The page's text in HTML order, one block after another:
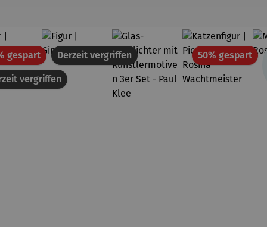
vergriffen
gespartRabattDerzeit vergriffen 50% gespart